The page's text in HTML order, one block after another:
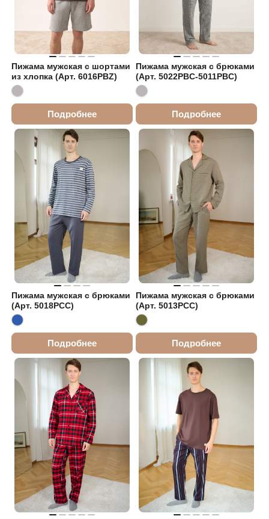
Пижама мужская с шортами
из хлопка (Арт. 6016PBZ)
Подробнее
Пижама мужская с брюками
(Арт. 5022PBC-5011PBC)
Подробнее
Пижама мужская с брюками
(Арт. 5018PCC)
Подробнее
Пижама мужская с брюками
(Арт. 5013PCC)
Подробнее